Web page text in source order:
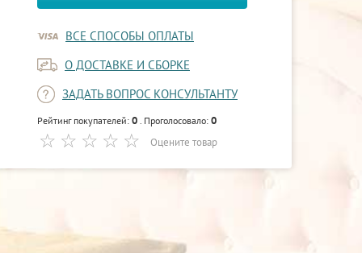
ВСЕ СПОСОБЫ ОПЛАТЫ
О ДОСТАВКЕ И СБОРКЕ
ЗАДАТЬ ВОПРОС КОНСУЛЬТАНТУ
Рейтинг покупателей: 0 . Проголосовало: 0
Оцените товар